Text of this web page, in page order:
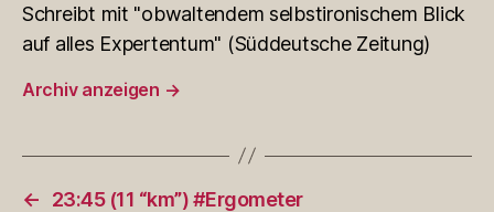
Schreibt mit "obwaltendem selbstironischem Blick
auf alles Expertentum" (Süddeutsche Zeitung)
Archiv anzeigen →
←
23:45 (11 “km”) #Ergometer